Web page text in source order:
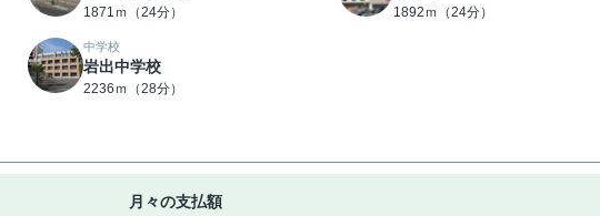
1871ｍ（24分） 1892ｍ（24分）
中学校
岩出中学校
2236ｍ（28分）
月々の支払額